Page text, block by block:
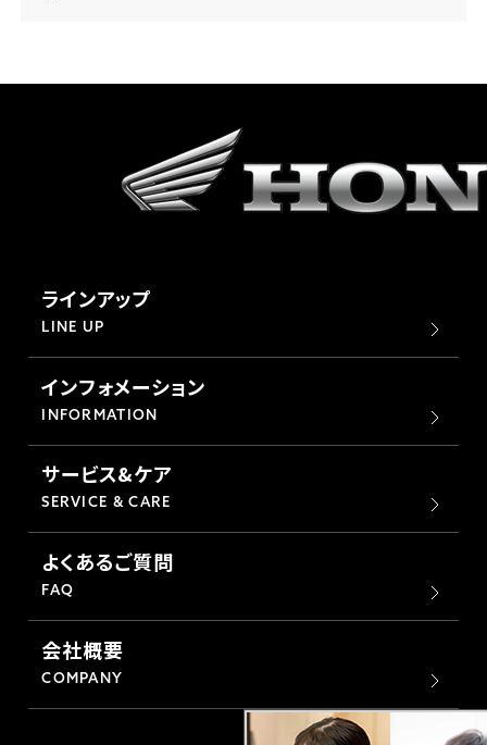
ラインアップ
LINE UP
インフォメーション
INFORMATION
サービス&ケア
SERVICE & CARE
よくあるご質問
FAQ
会社概要
COMPANY